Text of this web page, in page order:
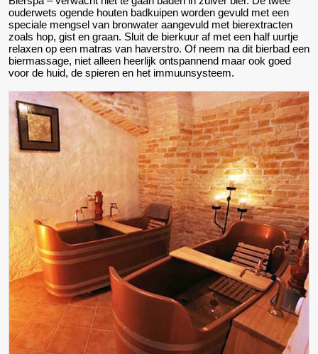
ouderwets ogende houten badkuipen worden gevuld met een
speciale mengsel van bronwater aangevuld met bierextracten
zoals hop, gist en graan. Sluit de bierkuur af met een half uurtje
relaxen op een matras van haverstro. Of neem na dit bierbad een
biermassage, niet alleen heerlijk ontspannend maar ook goed
voor de huid, de spieren en het immuunsysteem.